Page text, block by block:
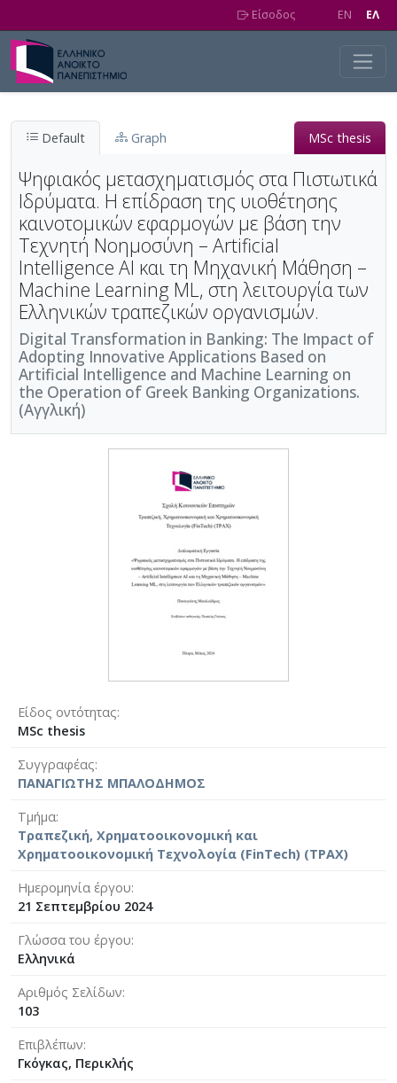
Είσοδος EN EΛ
Default Graph MSc thesis
Ψηφιακός μετασχηματισμός στα Πιστωτικά
Ιδρύματα. Η επίδραση της υιοθέτησης
καινοτομικών εφαρμογών με βάση την
Τεχνητή Νοημοσύνη – Artificial
Intelligence AI και τη Μηχανική Μάθηση –
Machine Learning ML, στη λειτουργία των
Ελληνικών τραπεζικών οργανισμών.
Digital Transformation in Banking: The Impact of
Adopting Innovative Applications Based on
Artificial Intelligence and Machine Learning on
the Operation of Greek Banking Organizations.
(Αγγλική)
Είδος οντότητας
MSc thesis
Συγγραφέας
ΠΑΝΑΓΙΩΤΗΣ ΜΠΑΛΟΔΗΜΟΣ
Τμήμα
Τραπεζική, Χρηματοοικονομική και
Χρηματοοικονομική Τεχνολογία (FinTech) (ΤΡΑΧ)
Ημερομηνία έργου
21 Σεπτεμβρίου 2024
Γλώσσα του έργου
Ελληνικά
Αριθμός Σελίδων
103
Επιβλέπων
Γκόγκας, Περικλής